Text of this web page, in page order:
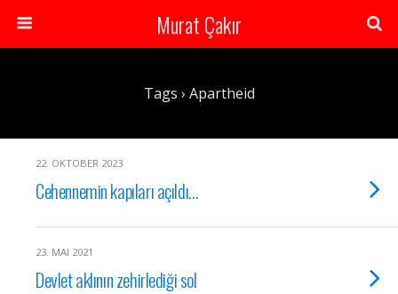
Murat Çakır
Tags › Apartheid
22. OKTOBER 2023
Cehennemin kapıları açıldı…
23. MAI 2021
Devlet aklının zehirlediği sol